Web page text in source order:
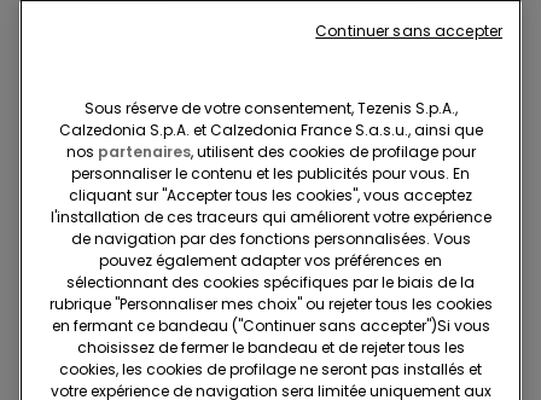
Dentelle recyclée
2ème à 8,99€
10 Couleurs
Soutien-gorge Super Push-
Up en Dentelle Recyclée
Coton biologique
2ème à 8,99€
5 Couleurs
Soutien-gorge Triangle
Légèrement Rembourré
Sous réserve de votre consentement, Tezenis S.p.A.,
Calzedonia S.p.A. et Calzedonia France S.a.s.u., ainsi que
nos partenaires, utilisent des cookies de profilage pour
personnaliser le contenu et les publicités pour vous. En
cliquant sur "Accepter tous les cookies", vous acceptez
l'installation de ces traceurs qui améliorent votre expérience
de navigation par des fonctions personnalisées. Vous
pouvez également adapter vos préférences en
sélectionnant des cookies spécifiques par le biais de la
rubrique "Personnaliser mes choix" ou rejeter tous les cookies
en fermant ce bandeau ("Continuer sans accepter")​Si vous
choisissez de fermer le bandeau et de rejeter tous les
cookies, les cookies de profilage ne seront pas installés et
votre expérience de navigation sera limitée uniquement aux
Continuer sans accepter